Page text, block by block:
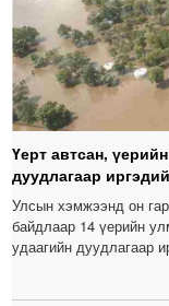
Үерт автсан,
дуудлагаар
Улсын хэмжээнд он
байдлаар 14 үерийн
удаагийн дуудлагаар